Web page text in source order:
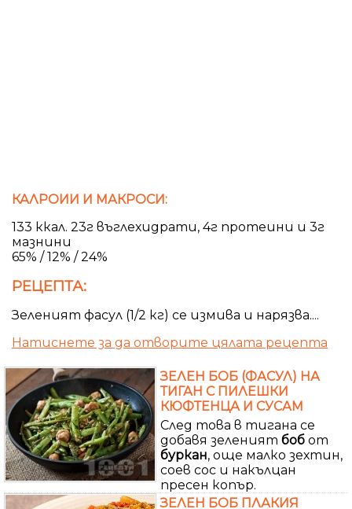
КАЛРОИИ И МАКРОСИ:
133 ккал. 23г въглехидрати, 4г протеини и 3г
мазнини
65% / 12% / 24%
РЕЦЕПТА:
Зеленият фасул (1/2 кг) се измива и нарязва....
Натиснете за да отворите цялата рецепта
ЗЕЛЕН БОБ (ФАСУЛ) НА
ТИГАН С ПИЛЕШКИ
КЮФТЕНЦА И СУСАМ
След това в тигана се
добавя зеленият боб от
буркан, още малко зехтин,
соев сос и накълцан
пресен копър.
ЗЕЛЕН БОБ ПЛАКИЯ